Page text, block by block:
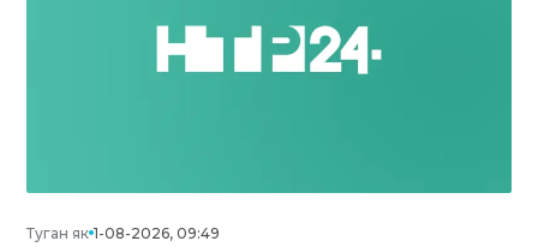
Туган як 1-08-2026, 09:49